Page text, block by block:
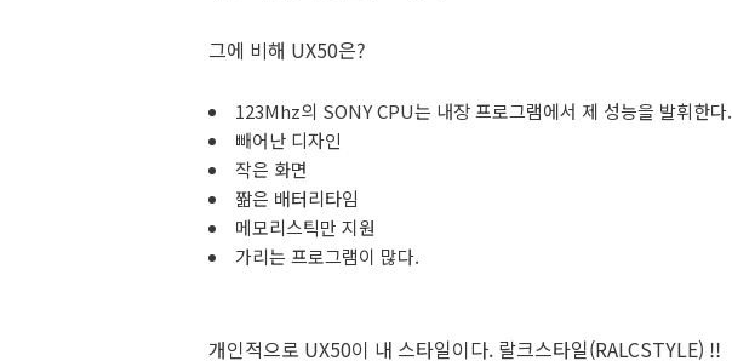
그에 비해 UX50은?
123Mhz의 SONY CPU는 내장 프로그램에서 제 성능을 발휘한다.
빼어난 디자인
작은 화면
짦은 배터리타임
메모리스틱만 지원
가리는 프로그램이 많다.
개인적으로 UX50이 내 스타일이다. 랄크스타일(RALCSTYLE) !!